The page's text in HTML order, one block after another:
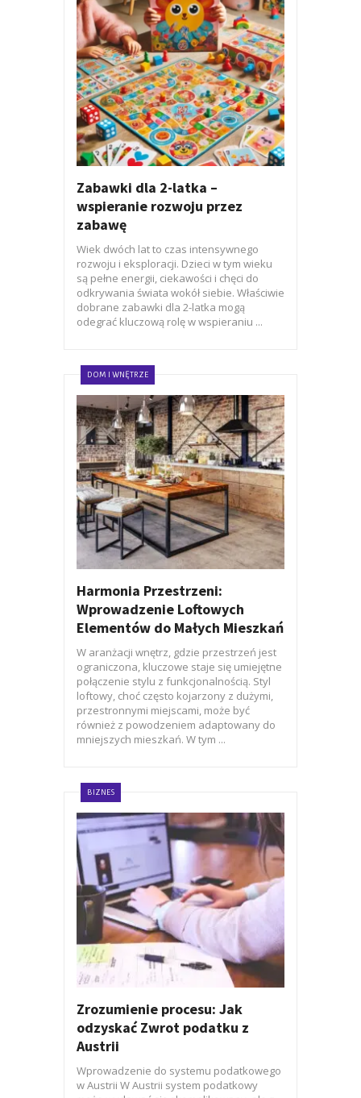
Zabawki dla 2-latka –
wspieranie rozwoju przez
zabawę
Wiek dwóch lat to czas intensywnego
rozwoju i eksploracji. Dzieci w tym wieku
są pełne energii, ciekawości i chęci do
odkrywania świata wokół siebie. Właściwie
dobrane zabawki dla 2-latka mogą
odegrać kluczową rolę w wspieraniu ...
DOM I WNĘTRZE
Harmonia Przestrzeni:
Wprowadzenie Loftowych
Elementów do Małych Mieszkań
W aranżacji wnętrz, gdzie przestrzeń jest
ograniczona, kluczowe staje się umiejętne
połączenie stylu z funkcjonalnością. Styl
loftowy, choć często kojarzony z dużymi,
przestronnymi miejscami, może być
również z powodzeniem adaptowany do
mniejszych mieszkań. W tym ...
BIZNES
Zrozumienie procesu: Jak
odzyskać Zwrot podatku z
Austrii
Wprowadzenie do systemu podatkowego
w Austrii W Austrii system podatkowy